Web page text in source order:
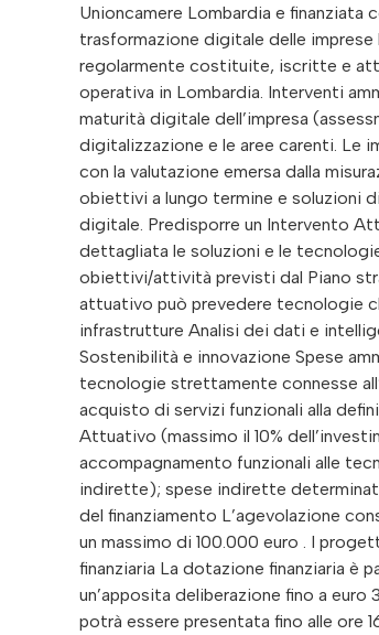
Unioncamere Lombardia e finanziata
trasformazione digitale delle
regolarmente costituite, iscritte e
operativa in Lombardia. Interventi
maturità digitale dell’impresa
digitalizzazione e le aree carenti. Le
con la valutazione emersa dalla
obiettivi a lungo termine e soluzioni
digitale. Predisporre un Intervento
dettagliata le soluzioni e le
obiettivi/attività previsti dal Piano
attuativo può prevedere tecnologie
infrastrutture Analisi dei dati e
Sostenibilità e innovazione Spese
tecnologie strettamente connesse
acquisto di servizi funzionali alla
Attuativo (massimo il 10%
accompagnamento funzionali alle
indirette); spese indirette
del finanziamento L’agevolazione
un massimo di 100.000 euro . I
finanziaria La dotazione finanziaria è
un’apposita deliberazione fino a
potrà essere presentata fino alle ore